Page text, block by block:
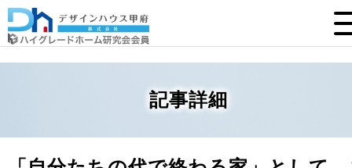
記事詳細